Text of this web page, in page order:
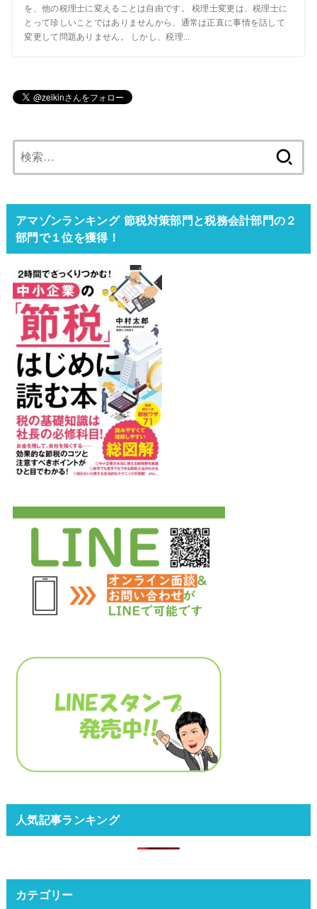
を、他の税理士に変えることは自由です。 税理士変更は、税理士に
とって珍しいことではありませんから、通常は正直に事情を話して
変更して問題ありません。 しかし、税理...
索:
アマゾンランキング 節税対策部門と税務会計部門の２
部門で１位を獲得！
人気記事ランキング
カテゴリー